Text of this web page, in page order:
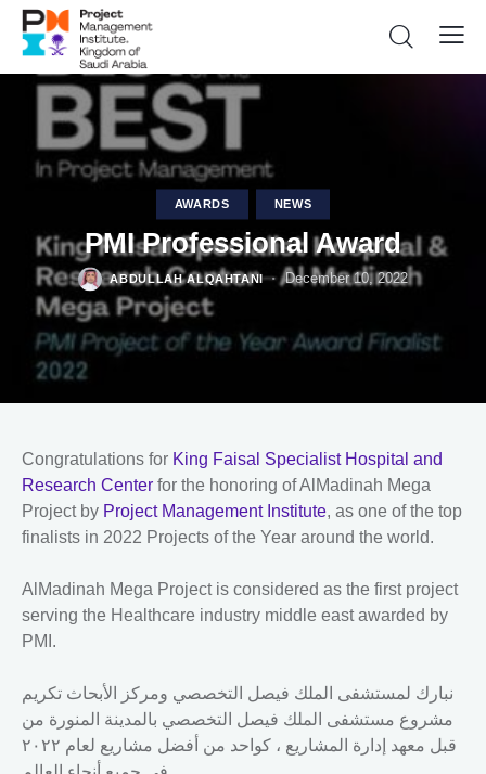
AWARDS NEWS
PMI Professional Award
ABDULLAH ALQAHTANI December 10, 2022
Congratulations for King Faisal Specialist Hospital and
Research Center for the honoring of AlMadinah Mega
Project by Project Management Institute, as one of the top
finalists in 2022 Projects of the Year around the world.
AlMadinah Mega Project is considered as the first project
serving the Healthcare industry middle east awarded by
PMI.
نبارك لمستشفى الملك فيصل التخصصي ومركز الأبحاث تكريم
مشروع مستشفى الملك فيصل التخصصي بالمدينة المنورة من
قبل معهد إدارة المشاريع ، كواحد من أفضل مشاريع لعام ٢٠٢٢